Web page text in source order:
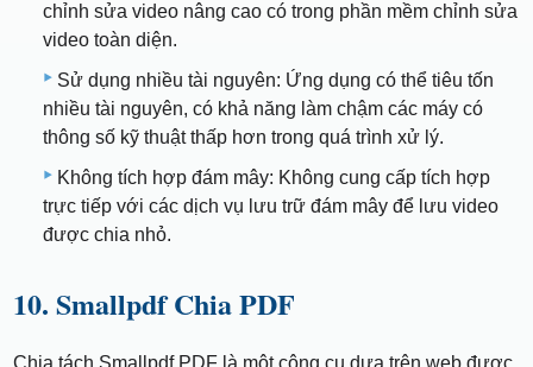
chỉnh sửa video nâng cao có trong phần mềm chỉnh sửa
video toàn diện.
Sử dụng nhiều tài nguyên: Ứng dụng có thể tiêu tốn
nhiều tài nguyên, có khả năng làm chậm các máy có
thông số kỹ thuật thấp hơn trong quá trình xử lý.
Không tích hợp đám mây: Không cung cấp tích hợp
trực tiếp với các dịch vụ lưu trữ đám mây để lưu video
được chia nhỏ.
10. Smallpdf Chia PDF